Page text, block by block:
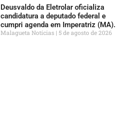
Deusvaldo da Eletrolar oficializa
candidatura a deputado federal e
cumpri agenda em Imperatriz (MA).
Malagueta Notícias 5 de agosto de 2026